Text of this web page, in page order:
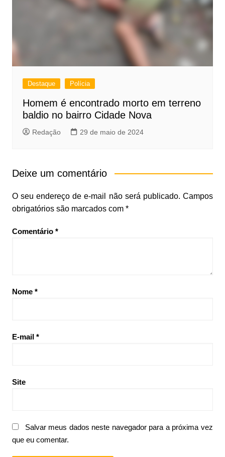
Destaque Polícia
Homem é encontrado morto em terreno
baldio no bairro Cidade Nova
Redação 29 de maio de 2024
Deixe um comentário
O seu endereço de e-mail não será publicado. Campos
obrigatórios são marcados com *
Comentário *
Nome *
E-mail *
Site
Salvar meus dados neste navegador para a próxima vez
que eu comentar.